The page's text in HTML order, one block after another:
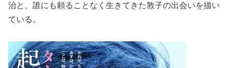
治と、誰にも頼ることなく生きてきた敦子の出会いを描い
ている。